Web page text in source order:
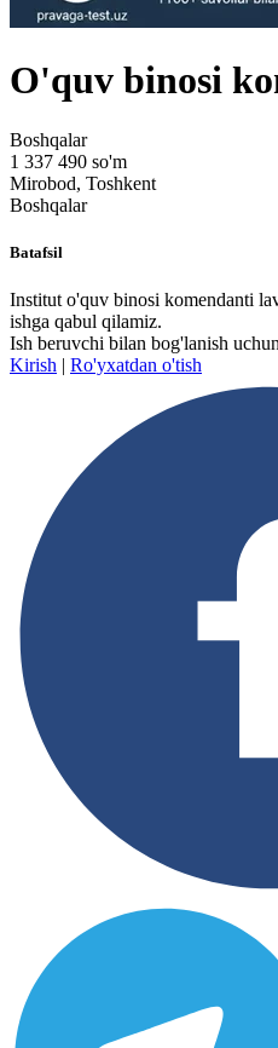
O'quv binosi
Boshqalar
1 337 490 so'm
Mirobod, Toshkent
Boshqalar
Batafsil
Institut o'quv binosi komendanti
ishga qabul qilamiz.
Ish beruvchi bilan bog'lanish
Kirish | Ro'yxatdan o'tish